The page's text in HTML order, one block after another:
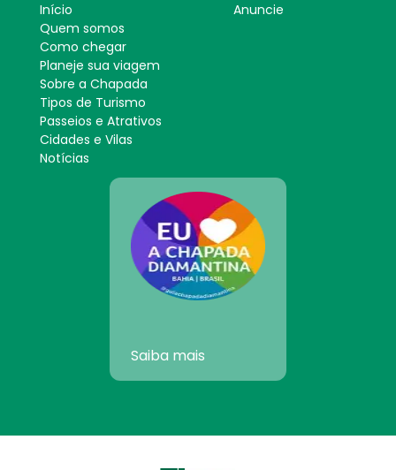
Início
Quem somos
Como chegar
Planeje sua viagem
Sobre a Chapada
Tipos de Turismo
Passeios e Atrativos
Cidades e Vilas
Notícias
Anuncie
Saiba mais